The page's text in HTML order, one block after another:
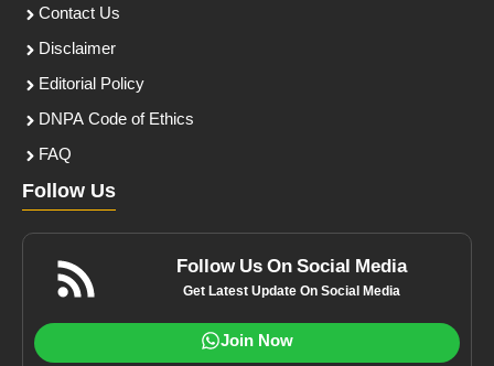
Contact Us
Disclaimer
Editorial Policy
DNPA Code of Ethics
FAQ
Follow Us
Follow Us On Social Media
Get Latest Update On Social Media
Join Now